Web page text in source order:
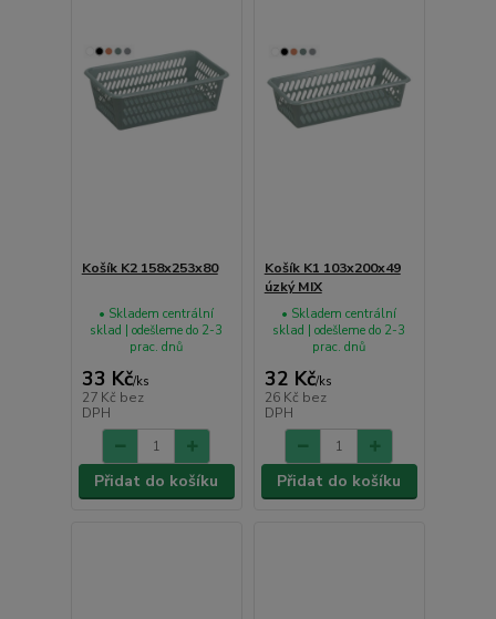
Košík K2 158x253x80
33 Kč/ks
27 Kč bez
DPH
• Skladem centrální
sklad | odešleme do 2-3
prac. dnů
Přidat do košíku
Košík K1 103x200x49
úzký MIX
32 Kč/ks
26 Kč bez
DPH
• Skladem centrální
sklad | odešleme do 2-3
prac. dnů
Přidat do košíku